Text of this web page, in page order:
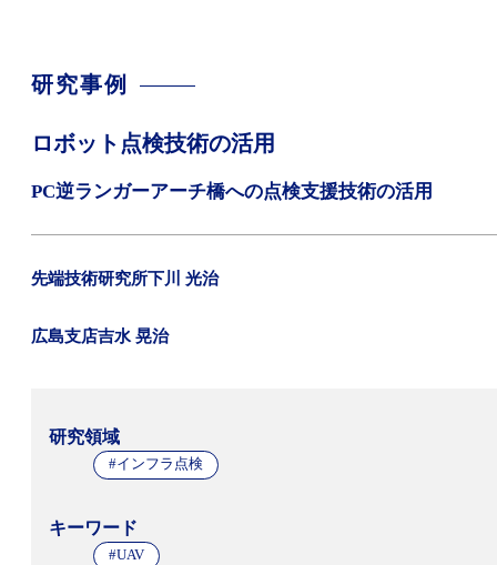
研究事例
ロボット点検技術の活用
PC逆ランガーアーチ橋への点検支援技術の活用
先端技術研究所下川 光治
広島支店吉水 晃治
研究領域
#インフラ点検
キーワード
#UAV